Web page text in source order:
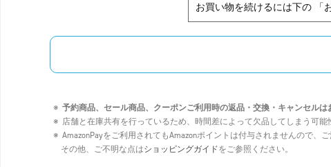
お買い物を続けるには下の 「
予約商品、セール商品、クーポンご利用時の返品・交換・キャンセルは
店舗と在庫共有を行っているため、時間差によって欠品してしまう可能
AmazonPayをご利用されてもAmazonポイントは付与されませんので、ご
その他、ご不明な点はショッピングガイドをご参照ください。